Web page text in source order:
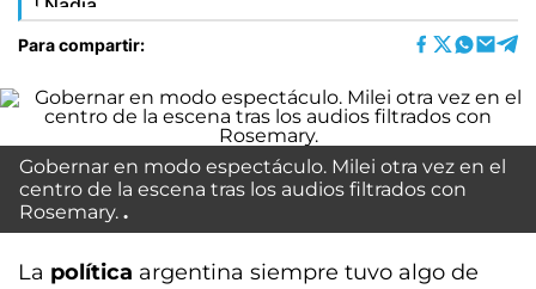
Para compartir:
Gobernar en modo espectáculo. Milei otra vez en el
centro de la escena tras los audios filtrados con
Rosemary.
La política argentina siempre tuvo algo de